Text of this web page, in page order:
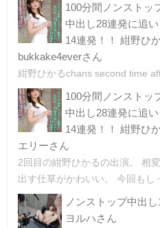
100分間ノンストッ
中出し28連発に追
14連発！！ 紺野ひ
bukkake4everさん
紺野ひかるchans second time
100分間ノンストッ
中出し28連発に追
14連発！！ 紺野ひ
エリーさん
2回目の紺野ひかるの出演。 相
出す仕草がかわいい。 今回もし
ノンストップ中出
ヨルハさん